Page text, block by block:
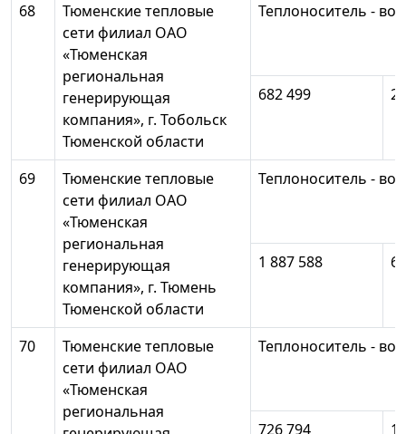
68
Тюменские тепловые
сети филиал ОАО
«Тюменская
региональная
генерирующая
компания», г. Тобольск
Тюменской области
Теплоноситель -
682 499
69
Тюменские тепловые
сети филиал ОАО
«Тюменская
региональная
генерирующая
компания», г. Тюмень
Тюменской области
Теплоноситель -
1 887 588
70
Тюменские тепловые
сети филиал ОАО
«Тюменская
региональная
Теплоноситель -
726 794